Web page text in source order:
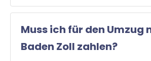
Muss ich für den Umzug
Baden Zoll zahlen?